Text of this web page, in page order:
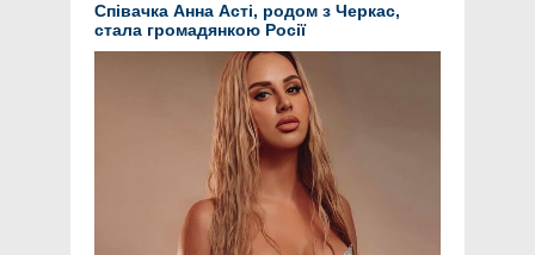
Співачка Анна Асті, родом з Черкас,
стала громадянкою Росії